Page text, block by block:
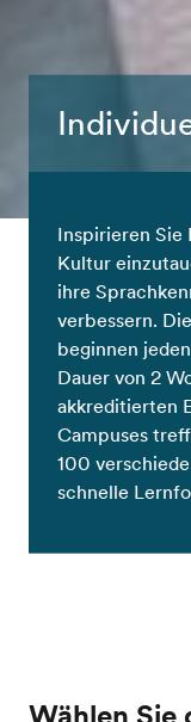
Inspirieren Sie
Kultur
ihre
verbessern.
beginnen
Dauer von 2
akkreditierten
Campuses
100
schnelle